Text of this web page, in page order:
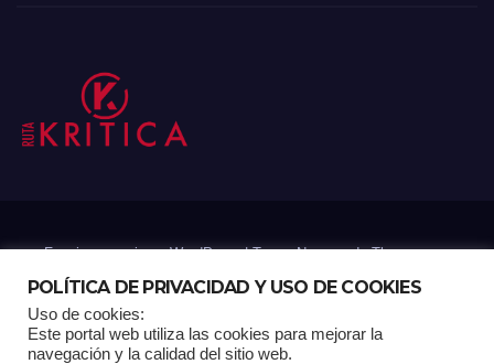
Funciona gracias a WordPress|Tema: Newsup deThemeansar
POLÍTICA DE PRIVACIDAD Y USO DE COOKIES
Uso de cookies:
Este portal web utiliza las cookies para mejorar la
navegación y la calidad del sitio web.